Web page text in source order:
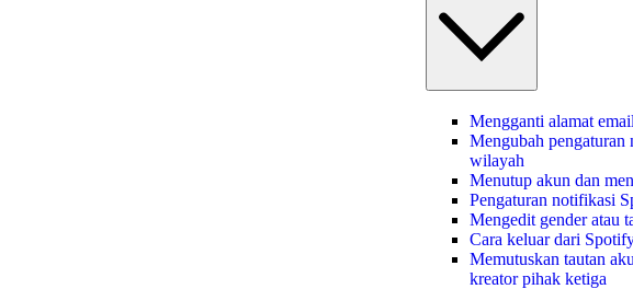
Mengganti alamat
Mengubah pengaturan
wilayah
Menutup akun dan
Pengaturan notifikasi
Mengedit gender atau
Cara keluar dari
Memutuskan tautan
kreator pihak ketiga